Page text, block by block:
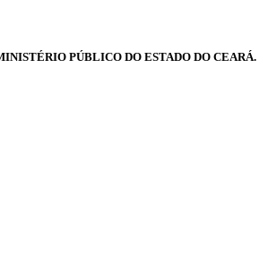
PÚBLICO DO ESTADO DO CEARÁ.